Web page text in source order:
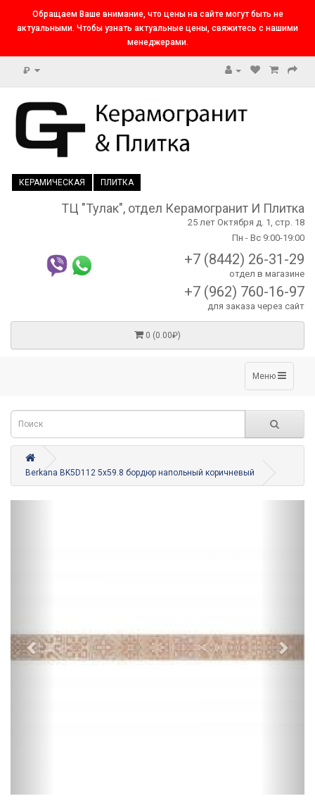
Обращаем Ваше внимание, что цены на сайте могут быть не
актуальными. Чтобы узнать актуальные цены, свяжитесь с нашими
менеджерами.
₽
КЕРАМИЧЕСКАЯ ПЛИТКА
ТЦ "Тулак", отдел Керамогранит И Плитка
25 лет Октября д. 1, стр. 18
Пн - Вс 9:00-19:00
+7 (8442) 26-31-29
отдел в магазине
+7 (962) 760-16-97
для заказа через сайт
0 (0.00₽)
Меню
Berkana BK5D112 5x59.8 бордюр напольный коричневый